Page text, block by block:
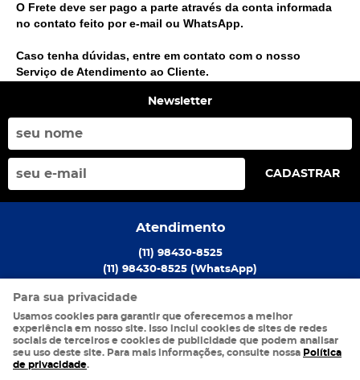
O Frete deve ser pago a parte através da conta informada
no contato feito por e-mail ou WhatsApp.
Caso tenha dúvidas, entre em contato com o nosso
Serviço de Atendimento ao Cliente.
Newsletter
CADASTRAR
Atendimento
(11) 98430-8525
(11) 98430-8525 (WhatsApp)
gerlanmaquinas@gmail.com
Endereço
Rua São Caetano, S/N Luz, São Paulo
Para sua privacidade
Usamos cookies para garantir que oferecemos a melhor
experiência em nosso site. Isso inclui cookies de sites de redes
sociais de terceiros e cookies de publicidade que podem analisar
seu uso deste site. Para mais informações, consulte nossa Política
de privacidade.